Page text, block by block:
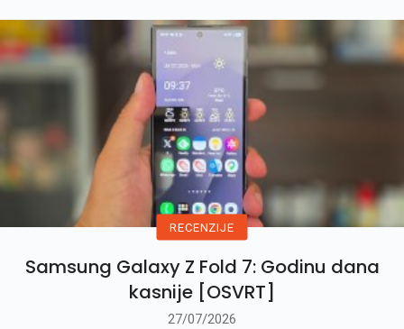
RECENZIJE
Samsung Galaxy Z Fold 7: Godinu dana
kasnije [OSVRT]
27/07/2026